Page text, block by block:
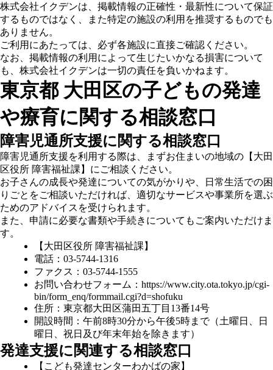
株式会社イクデンは、掲載情報の正確性・最新性について保証
するものではなく、また特定の施設の利用を推奨するものでも
ありません。
ご利用にあたっては、必ず各施設に直接ご確認ください。
なお、掲載情報の利用によって生じたいかなる損害について
も、株式会社イクデンは一切の責任を負いかねます。
東京都 大田区の子どもの発達
や療育に関する相談窓口
障害児通所支援に関する相談窓口
障害児通所支援を利用する際は、まずお住まいの地域の 【大田
区役所 障害福祉課】 にご相談ください。
お子さんの成長や発達についての気がかりや、日常生活での困
りごとをご相談いただければ、適切なサービスや事業所を選ぶ
ためのアドバイスを受けられます。
また、申請に必要な書類や手続きについてもご案内いただけま
す。
【大田区役所 障害福祉課】
電話：03-5744-1316
ファクス：03-5744-1555
お問い合わせフォーム： https://www.city.ota.tokyo.jp/cgi-
bin/form_enq/formmail.cgi?d=shofuku
住所：東京都大田区蒲田五丁目13番14号
開設時間：午前8時30分から午後5時まで（土曜日、日
曜日、祝日及び年末年始を除きます）
発達支援に関連する相談窓口
【こども発達センターわかばの家】